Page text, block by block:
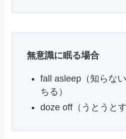
無意識に眠る場合
fall asleep（知らな
ちる）
doze off（うとうとす